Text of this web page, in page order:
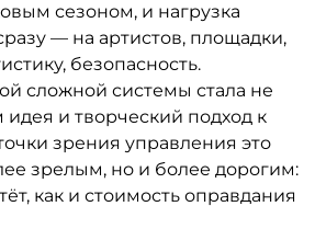
сезоном, и нагрузка
— на артистов, площадки,
безопасность.
сложной системы стала не
и творческий подход к
зрения управления это
зрелым, но и более дорогим:
как и стоимость оправдания